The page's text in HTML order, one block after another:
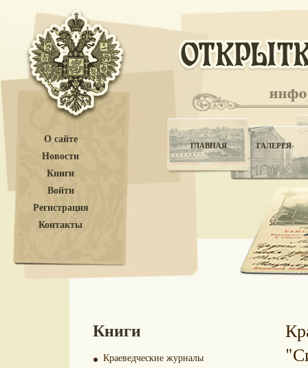
О сайте
Новости
Книги
Войти
Регистрация
Контакты
ГЛАВНАЯ ГАЛЕРЕЯ
Книги
Краеведческие журналы